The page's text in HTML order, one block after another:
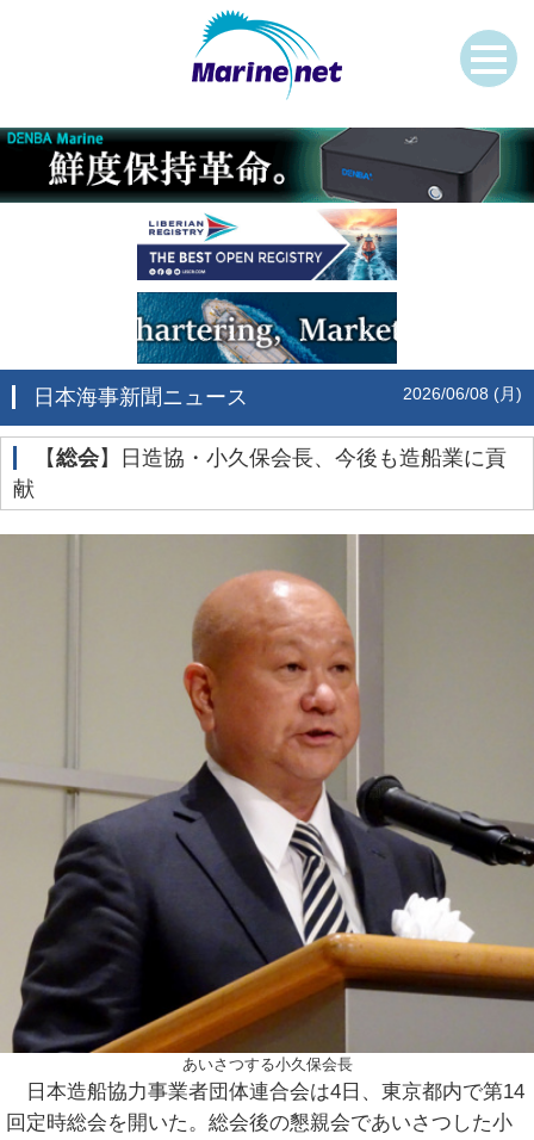
日本海事新聞ニュース 2026/06/08 (月)
‌【総会】日造協・小久保会長、今後も造船業に貢
献
あいさつする小久保会長
日本造船協力事業者団体連合会は4日、東京都内で第14
回定時総会を開いた。総会後の懇親会であいさつした小